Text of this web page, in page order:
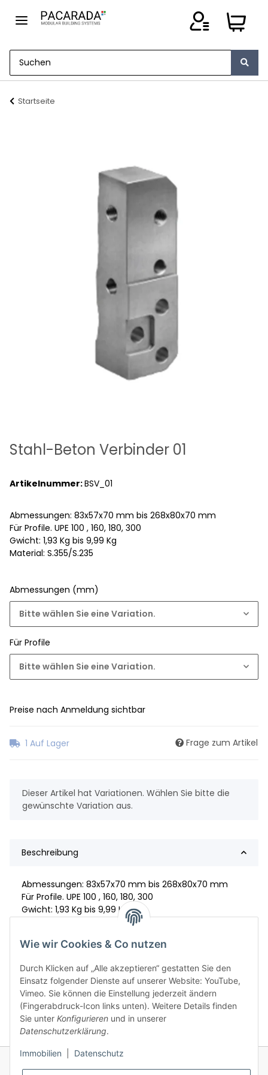
Startseite
Stahl-Beton Verbinder 01
Artikelnummer:BSV_01
Abmessungen: 83x57x70 mm bis 268x80x70 mm
Für Profile. UPE 100 , 160, 180, 300
Gwicht: 1,93 Kg bis 9,99 Kg
Material: S.355/S.235
Abmessungen (mm)
Bitte wählen Sie eine Variation.
Für Profile
Bitte wählen Sie eine Variation.
Preise nach Anmeldung sichtbar
1 Auf Lager Frage zum Artikel
x
Dieser Artikel hat Variationen. Wählen Sie bitte die
gewünschte Variation aus.
Beschreibung
Abmessungen: 83x57x70 mm bis 268x80x70 mm
Für Profile. UPE 100 , 160, 180, 300
Gwicht: 1,93 Kg bis 9,99 Kg
Wie wir Cookies & Co nutzen
Durch Klicken auf „Alle akzeptieren“ gestatten Sie den
Einsatz folgender Dienste auf unserer Website: YouTube,
Vimeo. Sie können die Einstellung jederzeit ändern
(Fingerabdruck-Icon links unten). Weitere Details finden
Sie unter Konfigurieren und in unserer
Datenschutzerklärung.
Immobilien Datenschutz